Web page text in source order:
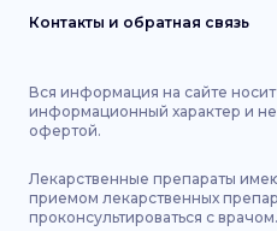
Контакты и обратная связь
Вся информация на сайте
информационный характер и
офертой.
Лекарственные препараты
приемом лекарственных
проконсультироваться с врачом.